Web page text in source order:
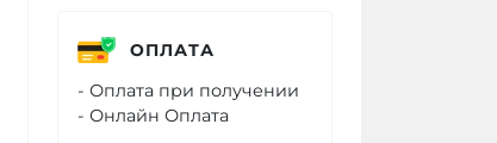
ОПЛАТА
- Оплата при получении
- Онлайн Оплата